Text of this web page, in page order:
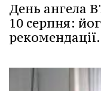
День ангела
10 серпня:
рекомендації.